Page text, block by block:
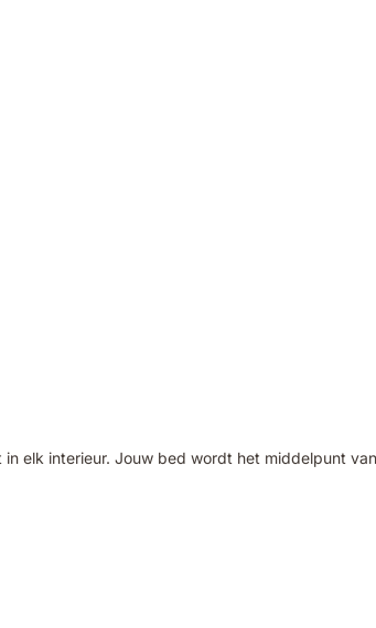
elk interieur. Jouw bed wordt het middelpunt